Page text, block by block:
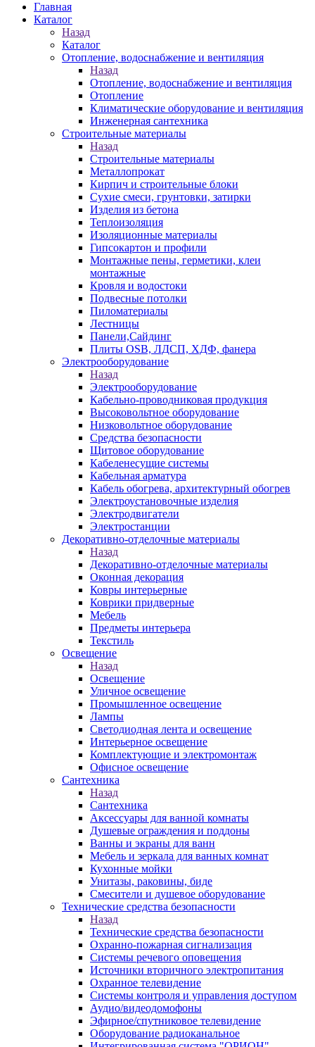
Главная
Каталог
Назад
Каталог
Отопление, водоснабжение и вентиляция
Назад
Отопление, водоснабжение и вентиляция
Отопление
Климатические оборудование и вентиляция
Инженерная сантехника
Строительные материалы
Назад
Строительные материалы
Металлопрокат
Кирпич и строительные блоки
Сухие смеси, грунтовки, затирки
Изделия из бетона
Теплоизоляция
Изоляционные материалы
Гипсокартон и профили
Монтажные пены, герметики, клеи
монтажные
Кровля и водостоки
Подвесные потолки
Пиломатериалы
Лестницы
Панели,Сайдинг
Плиты OSB, ЛДСП, ХДФ, фанера
Электрооборудование
Назад
Электрооборудование
Кабельно-проводниковая продукция
Высоковольтное оборудование
Низковольтное оборудование
Средства безопасности
Щитовое оборудование
Кабеленесущие системы
Кабельная арматура
Кабель обогрева, архитектурный обогрев
Электроустановочные изделия
Электродвигатели
Электростанции
Декоративно-отделочные материалы
Назад
Декоративно-отделочные материалы
Оконная декорация
Ковры интерьерные
Коврики придверные
Мебель
Предметы интерьера
Текстиль
Освещение
Назад
Освещение
Уличное освещение
Промышленное освещение
Лампы
Светодиодная лента и освещение
Интерьерное освещение
Комплектующие и электромонтаж
Офисное освещение
Сантехника
Назад
Сантехника
Аксессуары для ванной комнаты
Душевые ограждения и поддоны
Ванны и экраны для ванн
Мебель и зеркала для ванных комнат
Кухонные мойки
Унитазы, раковины, биде
Смесители и душевое оборудование
Технические средства безопасности
Назад
Технические средства безопасности
Охранно-пожарная сигнализация
Системы речевого оповещения
Источники вторичного электропитания
Охранное телевидение
Системы контроля и управления доступом
Аудио/видеодомофоны
Эфирное/спутниковое телевидение
Оборудование радиоканальное